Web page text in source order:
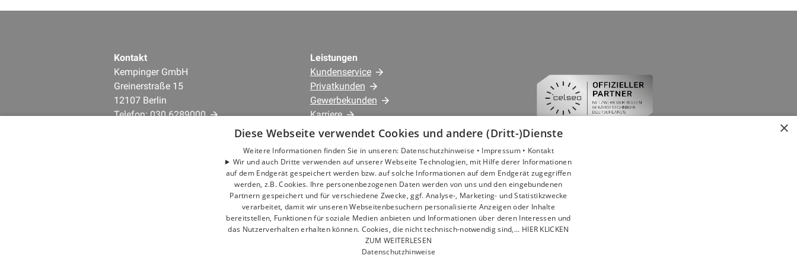
Kontakt
Kempinger GmbH
Greinerstraße 15
12107 Berlin
Telefon:030 6289000
Leistungen
Kundenservice
Privatkunden
Gewerbekunden
Karriere
Unternehmen
Standorte
Berlin
×
Diese Webseite verwendet Cookies und andere (Dritt-)Dienste
Weitere Informationen finden Sie in unseren: Datenschutzhinweise • Impressum • Kontakt
Wir und auch Dritte verwenden auf unserer Webseite Technologien, mit Hilfe derer Informationen
auf dem Endgerät gespeichert werden bzw. auf solche Informationen auf dem Endgerät zugegriffen
werden, z.B. Cookies. Ihre personenbezogenen Daten werden von uns und den eingebundenen
Partnern gespeichert und für verschiedene Zwecke, ggf. Analyse-, Marketing- und Statistikzwecke
verarbeitet, damit wir unseren Webseitenbesuchern personalisierte Anzeigen oder Inhalte
bereitstellen, Funktionen für soziale Medien anbieten und Informationen über deren Interessen und
das Nutzerverhalten erhalten können. Cookies, die nicht technisch-notwendig sind,... HIER KLICKEN
ZUM WEITERLESEN
Datenschutzhinweise